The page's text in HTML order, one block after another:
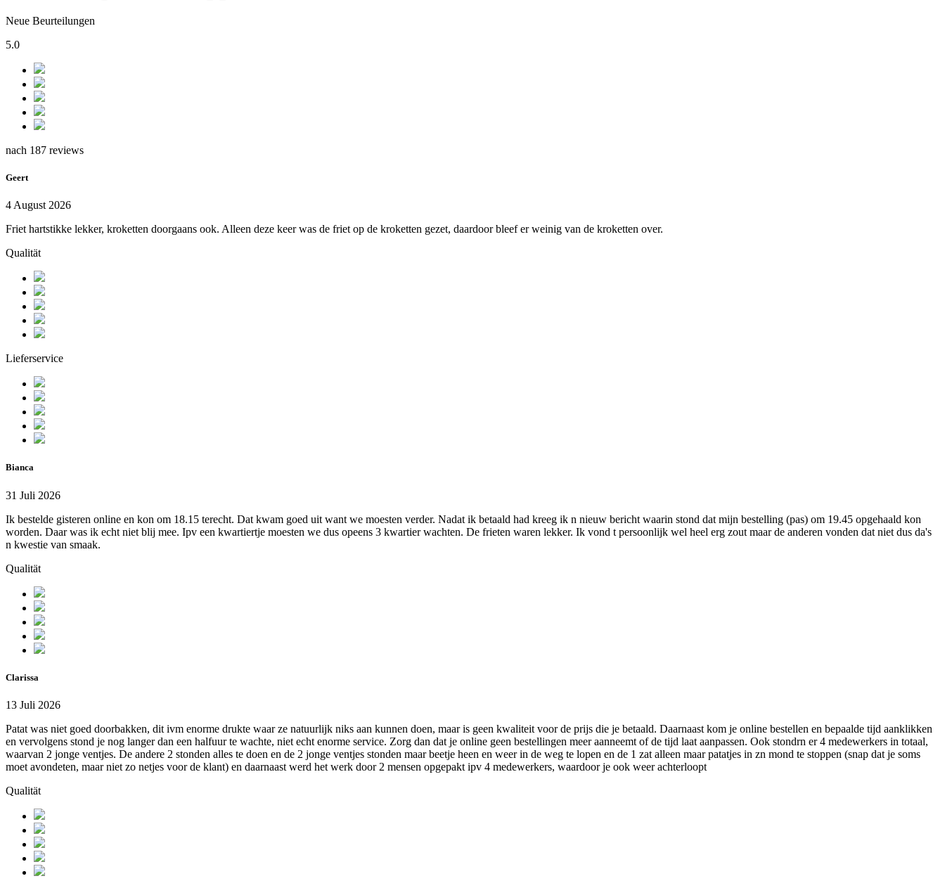
Neue Beurteilungen
5.0
nach 187 reviews
Geert
4 August 2026
Friet hartstikke lekker, kroketten doorgaans ook. Alleen deze keer was de friet op de kroketten gezet, daardoor bleef er weinig van de kroketten over.
Qualität
Lieferservice
Bianca
31 Juli 2026
Ik bestelde gisteren online en kon om 18.15 terecht. Dat kwam goed uit want we moesten verder. Nadat ik betaald had kreeg ik n nieuw bericht waarin stond dat mijn bestelling (pas) om 19.45 opgehaald kon
worden. Daar was ik echt niet blij mee. Ipv een kwartiertje moesten we dus opeens 3 kwartier wachten. De frieten waren lekker. Ik vond t persoonlijk wel heel erg zout maar de anderen vonden dat niet dus da's
n kwestie van smaak.
Qualität
Clarissa
13 Juli 2026
Patat was niet goed doorbakken, dit ivm enorme drukte waar ze natuurlijk niks aan kunnen doen, maar is geen kwaliteit voor de prijs die je betaald. Daarnaast kom je online bestellen en bepaalde tijd aanklikken
en vervolgens stond je nog langer dan een halfuur te wachte, niet echt enorme service. Zorg dan dat je online geen bestellingen meer aanneemt of de tijd laat aanpassen. Ook stondrn er 4 medewerkers in totaal,
waarvan 2 jonge ventjes. De andere 2 stonden alles te doen en de 2 jonge ventjes stonden maar beetje heen en weer in de weg te lopen en de 1 zat alleen maar patatjes in zn mond te stoppen (snap dat je soms
moet avondeten, maar niet zo netjes voor de klant) en daarnaast werd het werk door 2 mensen opgepakt ipv 4 medewerkers, waardoor je ook weer achterloopt
Qualität